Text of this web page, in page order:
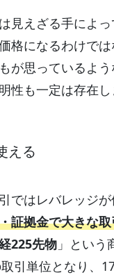
見えざる手によ
格になるわけでは
が思っているよ
性も一定は存在し
える
ではレバレッジ
証拠金で大きな
225先物」という
引単位となり、